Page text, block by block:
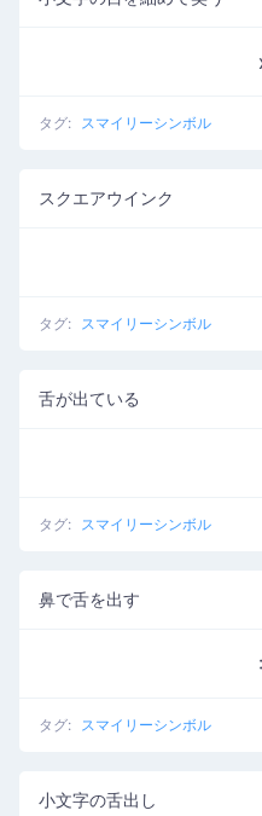
タグ: スマイリーシンボル
スクエアウインク
タグ: スマイリーシンボル
舌が出ている
タグ: スマイリーシンボル
鼻で舌を出す
タグ: スマイリーシンボル
小文字の舌出し